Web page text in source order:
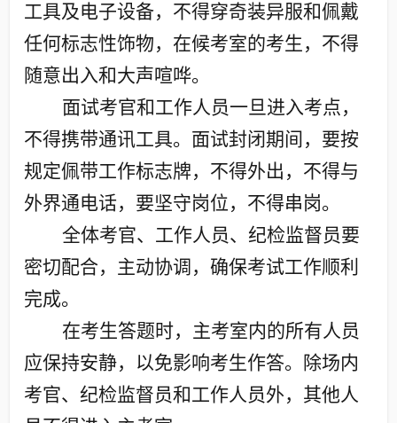
工具及电子设备，不得穿奇装异服和佩戴
任何标志性饰物，在候考室的考生，不得
随意出入和大声喧哗。
面试考官和工作人员一旦进入考点，
不得携带通讯工具。面试封闭期间，要按
规定佩带工作标志牌，不得外出，不得与
外界通电话，要坚守岗位，不得串岗。
全体考官、工作人员、纪检监督员要
密切配合，主动协调，确保考试工作顺利
完成。
在考生答题时，主考室内的所有人员
应保持安静，以免影响考生作答。除场内
考官、纪检监督员和工作人员外，其他人